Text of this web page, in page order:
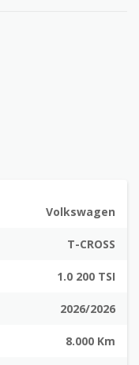
Volkswagen
T-CROSS
1.0 200 TSI
2026/2026
8.000 Km